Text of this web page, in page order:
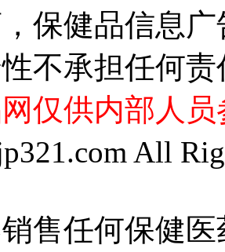
保健品信息
不承担任何责
仅供内部人
All
售任何保健